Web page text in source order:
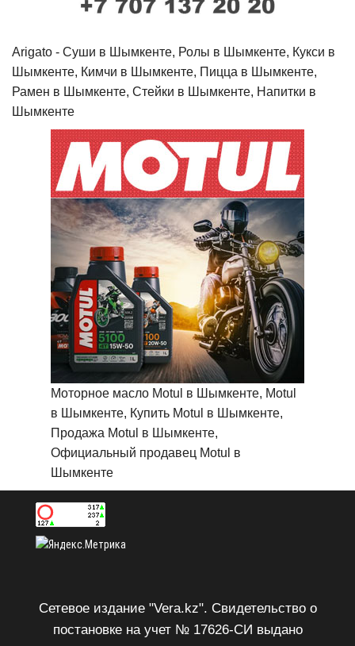
Arigato - Cуши в Шымкенте, Ролы в Шымкенте, Кукси в
Шымкенте, Кимчи в Шымкенте, Пицца в Шымкенте,
Рамен в Шымкенте, Стейки в Шымкенте, Напитки в
Шымкенте
Моторное масло Motul в Шымкенте, Motul
в Шымкенте, Купить Motul в Шымкенте,
Продажа Motul в Шымкенте,
Официальный продавец Motul в
Шымкенте
Сетевое издание "Vera.kz". Свидетельство о
постановке на учет № 17626-СИ выдано